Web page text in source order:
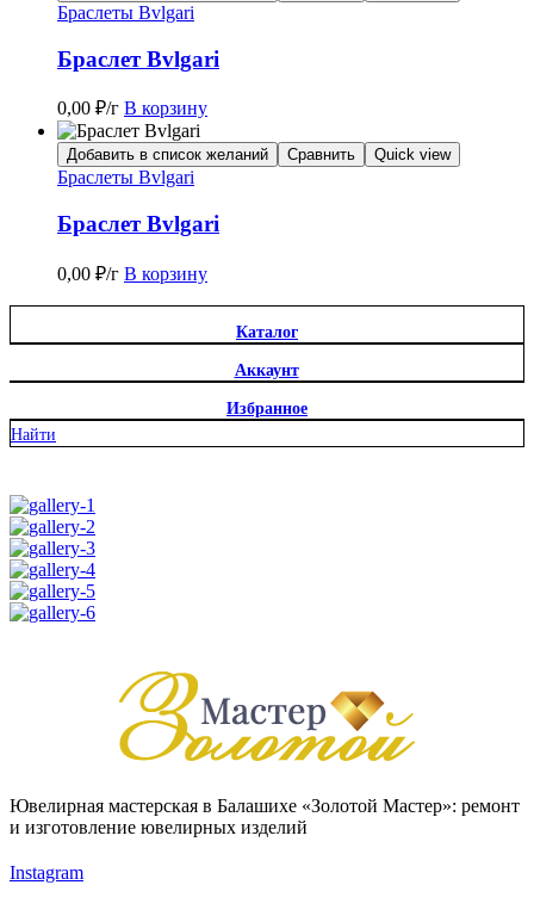
Браслеты Bvlgari
Браслет Bvlgari
0,00 ₽/г В корзину
Добавить в список желаний Сравнить Quick view
Браслеты Bvlgari
Браслет Bvlgari
0,00 ₽/г В корзину
Каталог
Аккаунт
Избранное
Найти
Ювелирная мастерская в Балашихе «Золотой Мастер»: ремонт
и изготовление ювелирных изделий
Instagram